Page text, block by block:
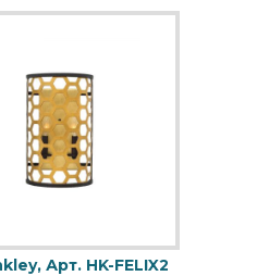
Арт. HK-FELIX2